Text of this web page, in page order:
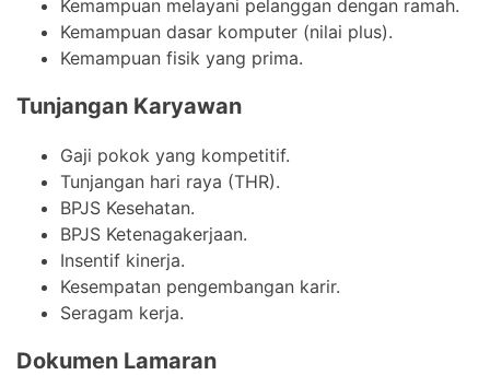
Kemampuan melayani pelanggan dengan ramah.
Kemampuan dasar komputer (nilai plus).
Kemampuan fisik yang prima.
Tunjangan Karyawan
Gaji pokok yang kompetitif.
Tunjangan hari raya (THR).
BPJS Kesehatan.
BPJS Ketenagakerjaan.
Insentif kinerja.
Kesempatan pengembangan karir.
Seragam kerja.
Dokumen Lamaran